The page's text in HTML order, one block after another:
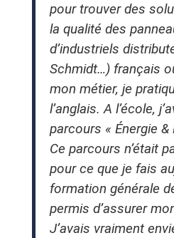
pour trouver des
la qualité des
d’industriels
Schmidt…) français
mon métier, je
l’anglais. A l’école,
parcours « Énergie &
Ce parcours n’était
pour ce que je fais
formation générale de
permis d’assurer
J’avais vraiment